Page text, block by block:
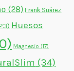
(28) Frank Suárez
Huesos
Magnesio (17)
(34)